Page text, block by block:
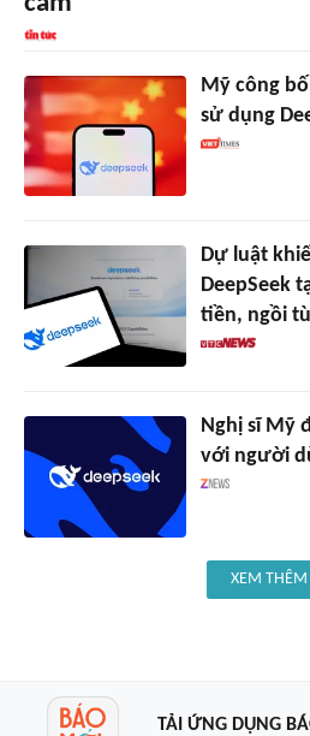
Mỹ công
sử dụng
Dự luật
DeepSeek
tiền, ngồi tù
Nghị sĩ Mỹ
với người
XEM THÊM
TẢI ỨNG DỤNG